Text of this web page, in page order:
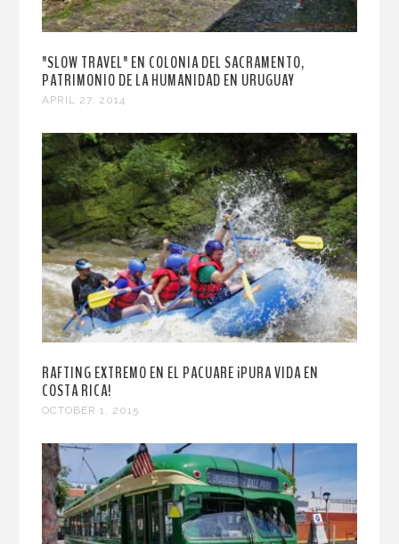
"SLOW TRAVEL" EN COLONIA DEL SACRAMENTO,
PATRIMONIO DE LA HUMANIDAD EN URUGUAY
APRIL 27, 2014
RAFTING EXTREMO EN EL PACUARE ¡PURA VIDA EN
COSTA RICA!
OCTOBER 1, 2015